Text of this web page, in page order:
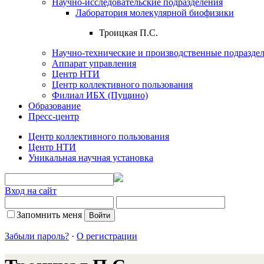
Лаборатория молекулярной биофизики
Троицкая П.С.
Научно-технические и производственные
Аппарат управления
Центр НТИ
Центр коллективного пользования
Филиал ИБХ (Пущино)
Образование
Пресс-центр
Центр коллективного пользования
Центр НТИ
Уникальная научная установка
Вход на сайт
Запомнить меня
Забыли пароль? · О регистрации